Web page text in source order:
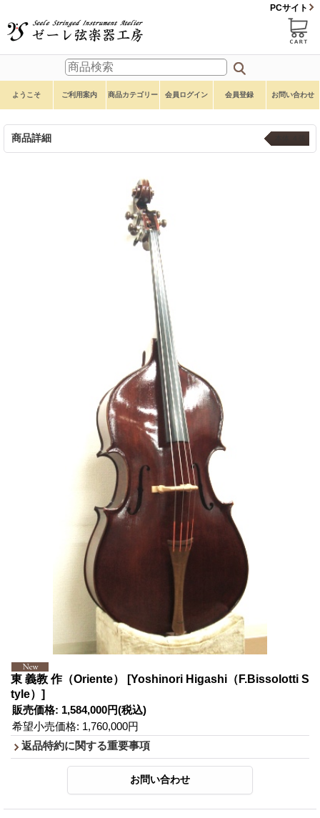
PCサイト
ようこそ ご利用案内 商品カテゴリー 会員ログイン 会員登録 お問い合わせ
商品詳細
東 義教 作（Oriente）
[Yoshinori Higashi（F.Bissolotti S
tyle）]
販売価格: 1,584,000円(税込)
希望小売価格: 1,760,000円
返品特約に関する重要事項